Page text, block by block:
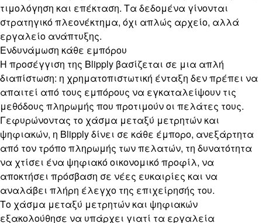
τιμολόγηση και επέκταση. Τα δεδομένα γίνονται
στρατηγικό πλεονέκτημα, όχι απλώς αρχείο, αλλά
εργαλείο ανάπτυξης.
Ενδυνάμωση κάθε εμπόρου
Η προσέγγιση της Blipply βασίζεται σε μια απλή
διαπίστωση: η χρηματοπιστωτική ένταξη δεν πρέπει να
απαιτεί από τους εμπόρους να εγκαταλείψουν τις
μεθόδους πληρωμής που προτιμούν οι πελάτες τους.
Γεφυρώνοντας το χάσμα μεταξύ μετρητών και
ψηφιακών, η Blipply δίνει σε κάθε έμπορο, ανεξάρτητα
από τον τρόπο πληρωμής των πελατών, τη δυνατότητα
να χτίσει ένα ψηφιακό οικονομικό προφίλ, να
αποκτήσει πρόσβαση σε νέες ευκαιρίες και να
αναλάβει πλήρη έλεγχο της επιχείρησής του.
Το χάσμα μεταξύ μετρητών και ψηφιακών
εξακολούθησε να υπάρχει γιατί τα εργαλεία